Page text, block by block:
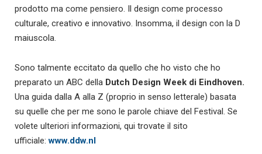
prodotto ma come pensiero. Il design come processo
culturale, creativo e innovativo. Insomma, il design con la D
maiuscola.
Sono talmente eccitato da quello che ho visto che ho
preparato un ABC della Dutch Design Week di Eindhoven.
Una guida dalla A alla Z (proprio in senso letterale) basata
su quelle che per me sono le parole chiave del Festival. Se
volete ulteriori informazioni, qui trovate il sito
ufficiale:www.ddw.nl